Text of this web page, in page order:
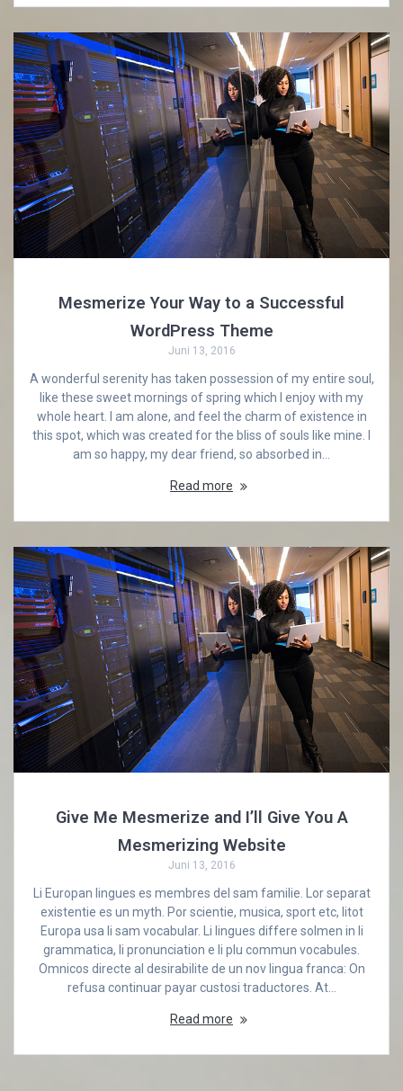
Mesmerize Your Way to a Successful
WordPress Theme
Juni 13, 2016
A wonderful serenity has taken possession of my entire soul,
like these sweet mornings of spring which I enjoy with my
whole heart. I am alone, and feel the charm of existence in
this spot, which was created for the bliss of souls like mine. I
am so happy, my dear friend, so absorbed in…
Read more
Give Me Mesmerize and I’ll Give You A
Mesmerizing Website
Juni 13, 2016
Li Europan lingues es membres del sam familie. Lor separat
existentie es un myth. Por scientie, musica, sport etc, litot
Europa usa li sam vocabular. Li lingues differe solmen in li
grammatica, li pronunciation e li plu commun vocabules.
Omnicos directe al desirabilite de un nov lingua franca: On
refusa continuar payar custosi traductores. At…
Read more